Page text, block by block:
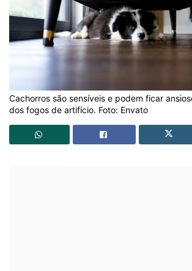
Cachorros são sensíveis e podem ficar
dos fogos de artifício. Foto: Envato